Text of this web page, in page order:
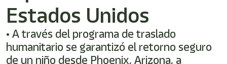
and
interact
the
content.
Estados Unidos
• A través del programa de traslado
humanitario se garantizó el retorno seguro
de un niño desde Phoenix, Arizona, a